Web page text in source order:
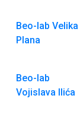
Beo-lab Velika
Plana
Beo-lab
Vojislava Ilića